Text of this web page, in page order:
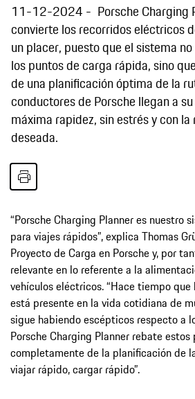
11-12-2024
Porsche Charging
convierte los recorridos eléctricos
un placer, puesto que el sistema
los puntos de carga rápida, sino
de una planificación óptima de la
conductores de Porsche llegan a
máxima rapidez, sin estrés y con
deseada.
“Porsche Charging Planner es nuestro
para viajes rápidos”, explica Thomas
Proyecto de Carga en Porsche y, por
relevante en lo referente a la
vehículos eléctricos. “Hace tiempo
está presente en la vida cotidiana de
sigue habiendo escépticos respecto a
Porsche Charging Planner rebate
completamente de la planificación de
viajar rápido, cargar rápido”.